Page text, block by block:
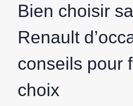
Bien choisir
Renault
conseils pour
choix